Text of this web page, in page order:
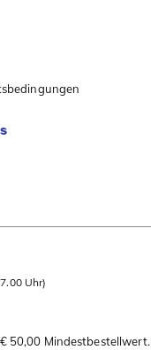
Uhr)
50,00 Mindestbestellwert.